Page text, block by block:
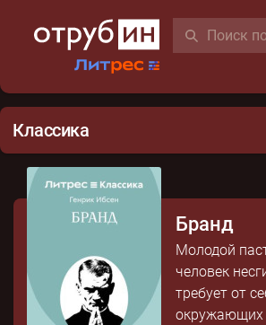
Классика
Бранд
Молодой
человек
требует от
окружающих